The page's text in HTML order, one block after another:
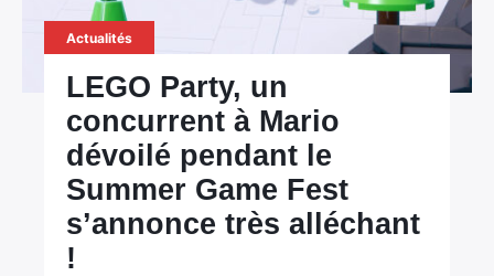
Actualités
LEGO Party, un
concurrent à Mario
dévoilé pendant le
Summer Game Fest
s’annonce très alléchant
!